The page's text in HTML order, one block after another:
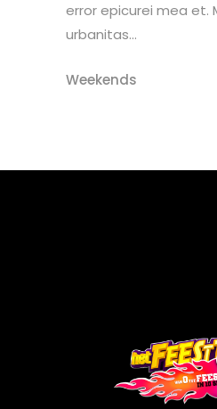
error epicurei mea et.
urbanitas...
Weekends